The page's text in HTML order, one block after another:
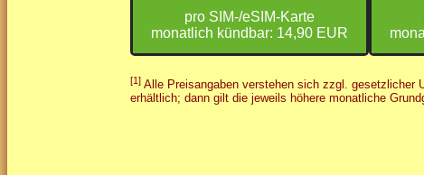
pro SIM-/eSIM-Karte
monatlich kündbar: 14,90 EUR
[1] Alle Preisangaben verstehen sich zzgl. gesetzlicher
erhältlich; dann gilt die jeweils höhere monatliche